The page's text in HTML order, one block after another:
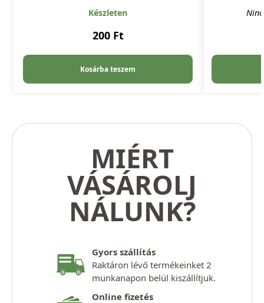
Készleten
200 Ft
Kosárba teszem
MIÉRT
VÁSÁROLJ
NÁLUNK?
Gyors szállítás
Raktáron lévő termékeinket 2
munkanapon belül kiszállítjuk.
Online fizetés